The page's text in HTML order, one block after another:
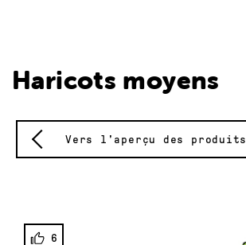
Haricots moyens
Vers l'aperçu des produits
6